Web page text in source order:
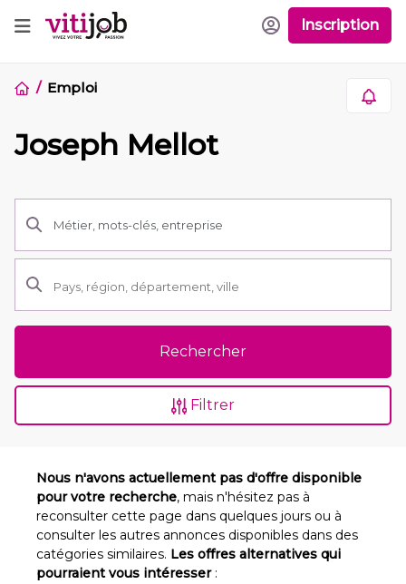
Inscription
Emploi
Joseph Mellot
Rechercher
Filtrer
Nous n'avons actuellement pas d'offre disponible
pour votre recherche, mais n'hésitez pas à
reconsulter cette page dans quelques jours ou à
consulter les autres annonces disponibles dans des
catégories similaires. Les offres alternatives qui
pourraient vous intéresser: